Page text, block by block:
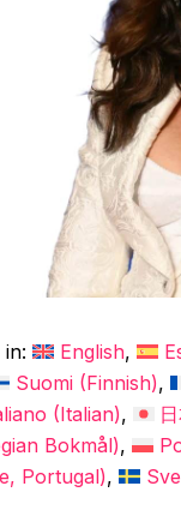
English
Suomi(Finnish)
(Italian)
Bokmål)
Portugal)